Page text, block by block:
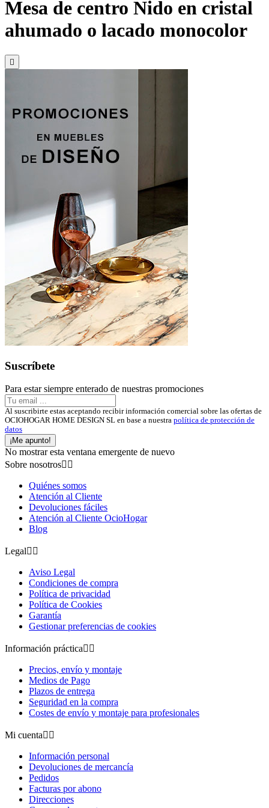
Mesa de centro Nido en cristal
ahumado o lacado monocolor

Suscríbete
Para estar siempre enterado de nuestras promociones
Al suscribirte estas aceptando recibir información comercial sobre las ofertas de
OCIOHOGAR HOME DESIGN SL en base a nuestra política de protección de
datos
¡Me apunto!
No mostrar esta ventana emergente de nuevo
Sobre nosotros 
Quiénes somos
Atención al Cliente
Devoluciones fáciles
Atención al Cliente OcioHogar
Blog
Legal 
Aviso Legal
Condiciones de compra
Política de privacidad
Política de Cookies
Garantía
Gestionar preferencias de cookies
Información práctica 
Precios, envío y montaje
Medios de Pago
Plazos de entrega
Seguridad en la compra
Costes de envío y montaje para profesionales
Mi cuenta 
Información personal
Devoluciones de mercancía
Pedidos
Facturas por abono
Direcciones